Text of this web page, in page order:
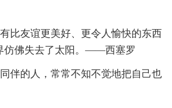
比友谊更美好、更令人愉快的东西
仿佛失去了太阳。——西塞罗
伴的人，常常不知不觉地把自己也